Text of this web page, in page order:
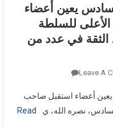
يعين أعضاء
للسلطة
الثقة في عدد من
Leave A
محمد
السادس
أعضاء استقبل صاحب
نصره الله، ي
Read